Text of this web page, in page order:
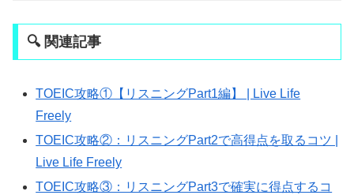
🔍 関連記事
TOEIC攻略①【リスニングPart1編】 | Live Life
Freely
TOEIC攻略②：リスニングPart2で高得点を取るコツ |
Live Life Freely
TOEIC攻略③：リスニングPart3で確実に得点するコ